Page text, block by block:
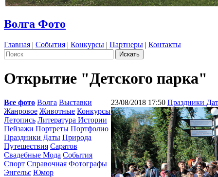
Волга Фото
Главная | События | Конкурсы | Партнеры | Контакты
Открытие "Детского парка"
Все фото Волга Выставки
Жанровое Животные Конкурсы
Летопись Литература Истории
Пейзажи Портреты Портфолио
Праздники Даты Природа
Путешествия Саратов
Свадебные Мода События
Спорт Справочная Фотографы
Энгельс Юмор
23/08/2018 17:50 Праздники